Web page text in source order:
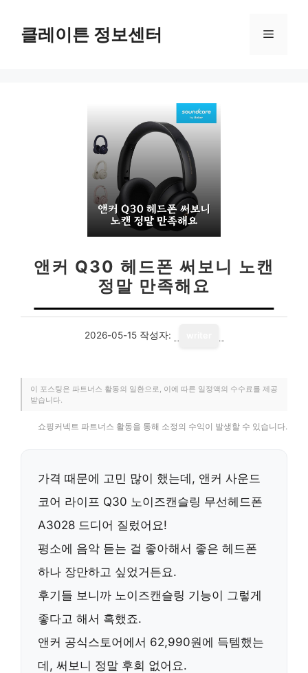
클레이튼 정보센터 메
앤커 Q30 헤드폰 써보니 노캔
정말 만족해요
2026-05-15 작성자:
이 포스팅은 파트너스 활동의 일환으로, 이에 따른 일정액의 수수료를 제공
받습니다.
쇼핑커넥트 파트너스 활동을 통해 소정의 수익이 발생할 수 있습니다.
가격 때문에 고민 많이 했는데, 앤커 사운드
코어 라이프 Q30 노이즈캔슬링 무선헤드폰
A3028 드디어 질렀어요!
평소에 음악 듣는 걸 좋아해서 좋은 헤드폰
하나 장만하고 싶었거든요.
후기들 보니까 노이즈캔슬링 기능이 그렇게
좋다고 해서 혹했죠.
앤커 공식스토어에서 62,990원에 득템했는
데, 써보니 정말 후회 없어요.